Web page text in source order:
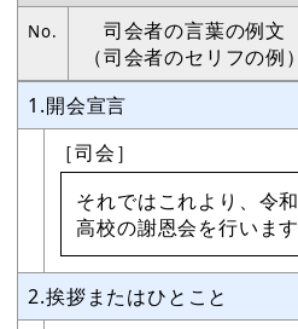
No.
司会者の言葉の例文
（司会者のセリフの例）
1.開会宣言
［司会］
それではこれより
高校の謝恩会を行います
2.挨拶またはひとこと